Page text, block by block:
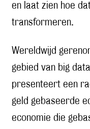
en laat zien hoe
transformeren.
Wereldwijd
gebied van big
presenteert een
geld gebaseerde
economie die